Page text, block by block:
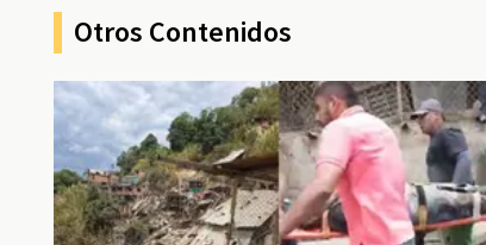
Otros Contenidos